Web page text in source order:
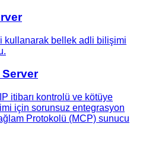
kullanarak bellek adli bilişimi
itibarı kontrolü ve kötüye
için sorunsuz entegrasyon
Protokolü (MCP) sunucu